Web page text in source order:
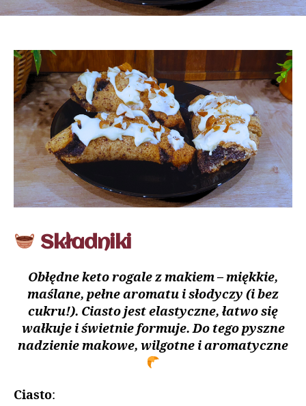
Składniki
Obłędne keto rogale z makiem – miękkie,
maślane, pełne aromatu i słodyczy (i bez
cukru!). Ciasto jest elastyczne, łatwo się
wałkuje i świetnie formuje. Do tego pyszne
nadzienie makowe, wilgotne i aromatyczne
Ciasto: